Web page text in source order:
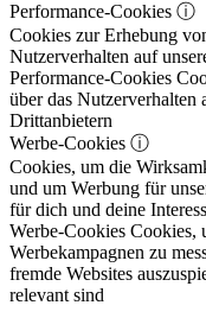
Performance-Cookies ⓘ
Cookies zur Erhebung
Nutzerverhalten auf
Performance-Cookies
über das Nutzerverhalten
Drittanbietern
Werbe-Cookies ⓘ
Cookies, um die
und um Werbung für
für dich und deine
Werbe-Cookies Cookies,
Werbekampagnen zu
fremde Websites
relevant sind